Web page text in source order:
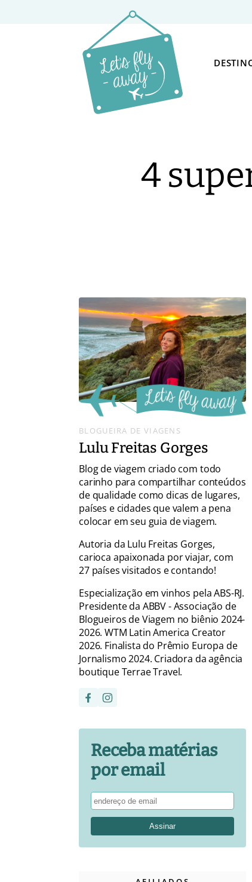
4
BLOGUEIRA DE VIAGENS
Lulu Freitas Gorges
Blog de viagem criado com todo
carinho para compartilhar conteúdos
de qualidade como dicas de lugares,
países e cidades que valem a pena
colocar em seu guia de viagem.
Autoria da Lulu Freitas Gorges,
carioca apaixonada por viajar, com
27 países visitados e contando!
Especialização em vinhos pela ABS-RJ.
Presidente da ABBV - Associação de
Blogueiros de Viagem no biênio 2024-
2026. WTM Latin America Creator
2026. Finalista do Prêmio Europa de
Jornalismo 2024. Criadora da agência
boutique Terrae Travel.
Receba matérias
por email